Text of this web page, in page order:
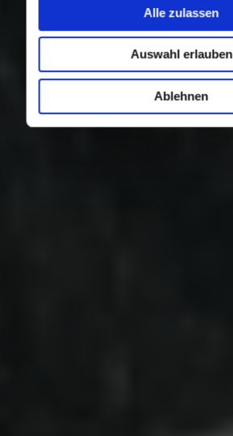
Alle zulassen
Auswahl erlauben
Ablehnen